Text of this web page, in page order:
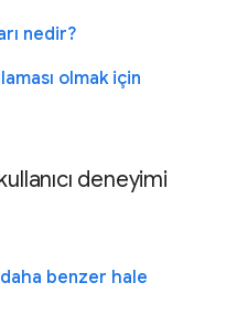
nedir?
olmak için
deneyimi
daha benzer hale